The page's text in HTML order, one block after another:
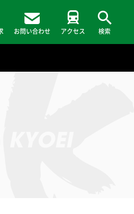
お問い合わせ アクセス 検索